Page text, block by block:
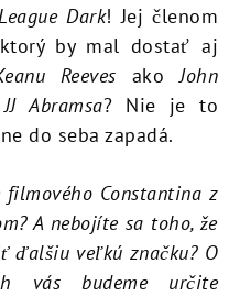
Dark! Jej členom
by mal dostať aj
Reeves akoJohn
JJ Abramsa? Nie je to
do seba zapadá.
Constantina z
A nebojíte sa toho, že
ďalšiu veľkú značku? O
vás budeme určite